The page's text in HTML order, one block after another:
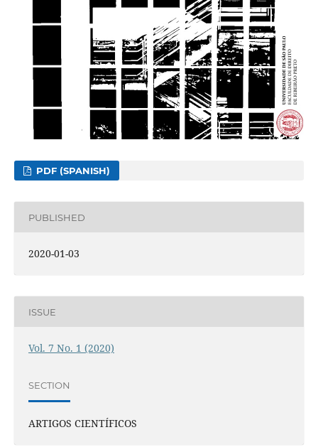
PDF (SPANISH)
PUBLISHED
2020-01-03
ISSUE
Vol. 7 No. 1 (2020)
SECTION
ARTIGOS CIENTÍFICOS